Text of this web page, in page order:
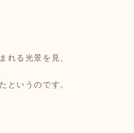
れる光景を見、
というのです。